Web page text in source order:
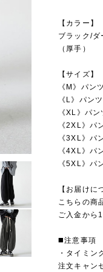
【カラー】
ブラック/
（厚手）
【サイズ】
《M》パン
《L》パン
《XL》パ
《2XL》パ
《3XL》パ
《4XL》パ
《5XL》パ
【お届けに
こちらの商
ご入金から
◼️注意事項
・タイミン
注文キャン